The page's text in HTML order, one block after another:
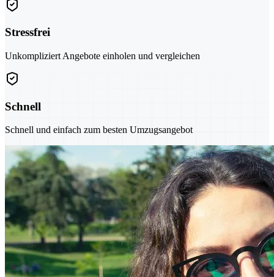
Stressfrei
Unkompliziert Angebote einholen und vergleichen
Schnell
Schnell und einfach zum besten Umzugsangebot